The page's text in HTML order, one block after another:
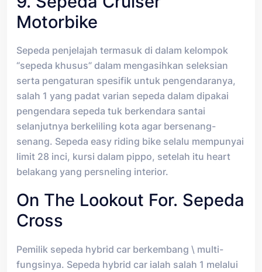
Motorbike
Sepeda penjelajah termasuk di dalam kelompok
“sepeda khusus” dalam mengasihkan seleksian
serta pengaturan spesifik untuk pengendaranya,
salah 1 yang padat varian sepeda dalam dipakai
pengendara sepeda tuk berkendara santai
selanjutnya berkeliling kota agar bersenang-
senang. Sepeda easy riding bike selalu mempunyai
limit 28 inci, kursi dalam pippo, setelah itu heart
belakang yang persneling interior.
On The Lookout For. Sepeda
Cross
Pemilik sepeda hybrid car berkembang \ multi-
fungsinya. Sepeda hybrid car ialah salah 1 melalui